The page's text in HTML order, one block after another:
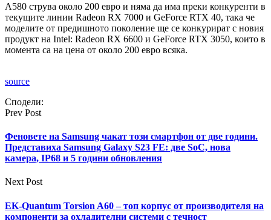
A580 струва около 200 евро и няма да има преки конкуренти в
текущите линии Radeon RX 7000 и GeForce RTX 40, така че
моделите от предишното поколение ще се конкурират с новия
продукт на Intel: Radeon RX 6600 и GeForce RTX 3050, които в
момента са на цена от около 200 евро всяка.
source
Сподели:
Prev Post
Феновете на Samsung чакат този смартфон от две години.
Представиха Samsung Galaxy S23 FE: две SoC, нова
камера, IP68 и 5 години обновления
Next Post
EK-Quantum Torsion A60 – топ корпус от производителя на
компоненти за охладителни системи с течност